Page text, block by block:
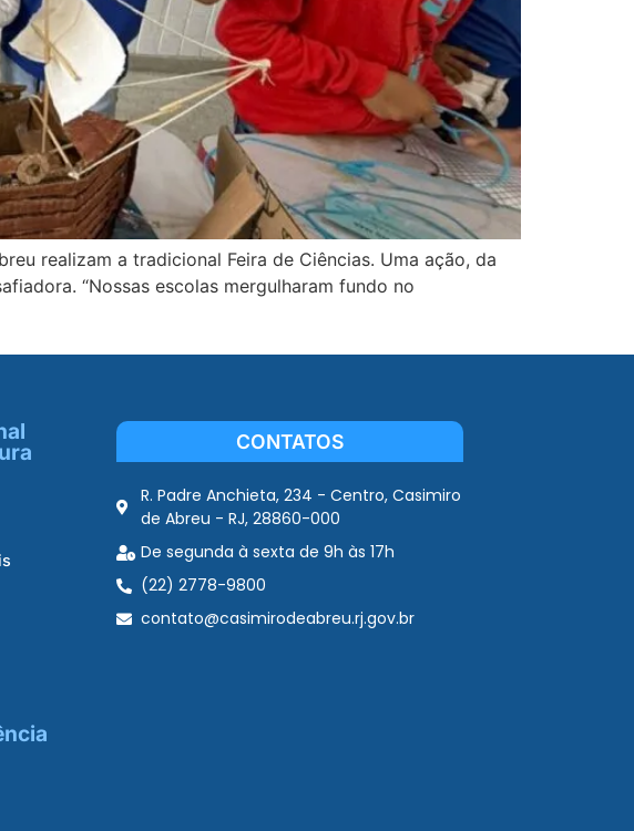
realizam a tradicional Feira de Ciências. Uma ação, da
“Nossas escolas mergulharam fundo no
CONTATOS
R. Padre Anchieta, 234 - Centro, Casimiro
de Abreu - RJ, 28860-000
De segunda à sexta de 9h às 17h
(22) 2778-9800
contato@casimirodeabreu.rj.gov.br